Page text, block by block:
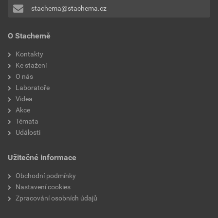
O Stachemě
Kontakty
Ke stažení
O nás
Laboratoře
Videa
Akce
Témata
Události
Užitečné informace
Obchodní podmínky
Nastavení cookies
Zpracování osobních údajů
stachema@stachema.cz